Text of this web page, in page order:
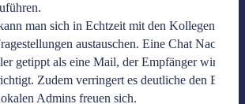
man sich in Echtzeit mit den Kollegen über
austauschen. Eine Chat
getippt als eine Mail, der Empfänger wird
Zudem verringert es deutliche den E-
Admins freuen sich.